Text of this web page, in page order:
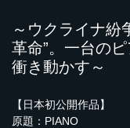
～ウクライナ紛
革命”。一台の
衝き動かす～
【日本初公開作品】
原題：PIANO